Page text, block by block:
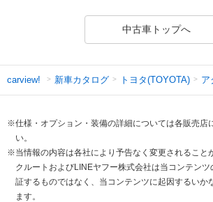
中古車トップへ
carview! 新車カタログ トヨタ(TOYOTA) ア
※仕様・オプション・装備の詳細については各販売店
い。
※当情報の内容は各社により予告なく変更されること
クルートおよびLINEヤフー株式会社は当コンテン
証するものではなく、当コンテンツに起因するいか
ます。